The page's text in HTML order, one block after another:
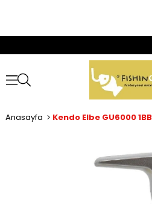
Anasayfa Kendo Elbe GU6000